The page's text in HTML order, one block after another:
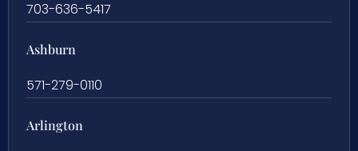
703-636-5417
Ashburn
571-279-0110
Arlington